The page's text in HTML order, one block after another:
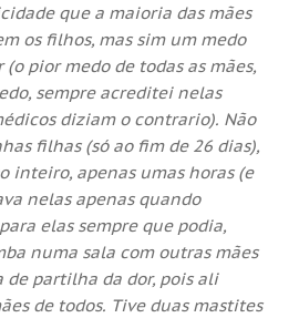
que a maioria das mães
os filhos, mas sim um medo
pior medo de todas as mães,
sempre acreditei nelas
diziam o contrario). Não
filhas (só ao fim de 26 dias),
inteiro, apenas umas horas (e
nelas apenas quando
elas sempre que podia,
numa sala com outras mães
de partilha da dor, pois ali
de todos. Tive duas mastites